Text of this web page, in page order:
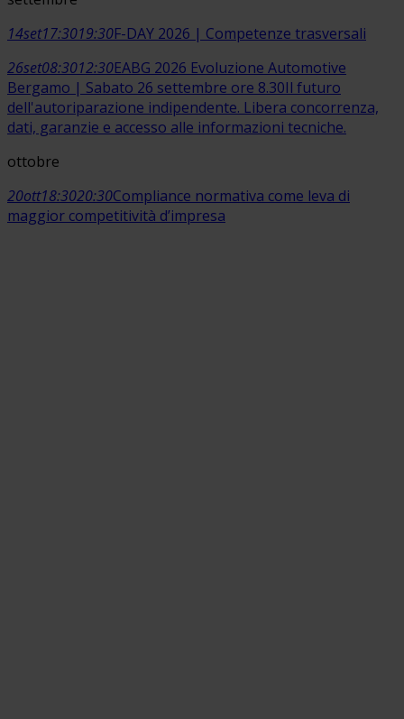
14set17:3019:30F-DAY 2026 | Competenze trasversali
26set08:3012:30EABG 2026 Evoluzione Automotive
Bergamo | Sabato 26 settembre ore 8.30Il futuro
dell'autoriparazione indipendente. Libera concorrenza,
dati, garanzie e accesso alle informazioni tecniche.
ottobre
20ott18:3020:30Compliance normativa come leva di
maggior competitività d’impresa